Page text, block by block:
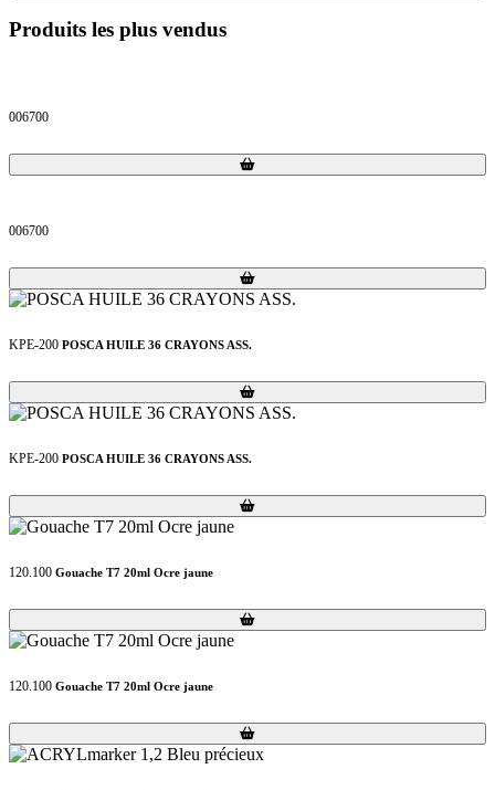
Produits les plus vendus
006700
Loading...
Loading...
006700
Loading...
Loading...
KPE-200 POSCA HUILE 36 CRAYONS ASS.
Loading...
Loading...
KPE-200 POSCA HUILE 36 CRAYONS ASS.
Loading...
Loading...
120.100 Gouache T7 20ml Ocre jaune
Loading...
Loading...
120.100 Gouache T7 20ml Ocre jaune
Loading...
Loading...